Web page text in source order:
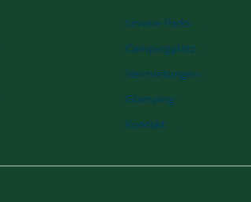
Unsere Parks
Campingplatz
Vermietungen
Glamping
Kontakt